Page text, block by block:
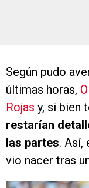
Según pudo
últimas horas,
Rojas y, si bien
restarían
las partes. Así,
vio nacer tras